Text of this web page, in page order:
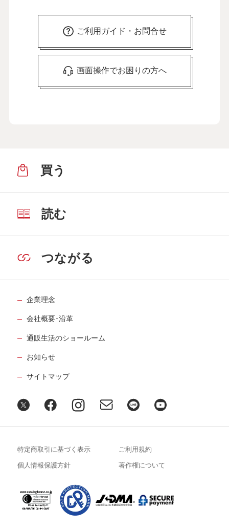
ご利用ガイド・お問合せ
画面操作でお困りの方へ
買う
読む
つながる
企業理念
会社概要･沿革
通販生活のショールーム
お知らせ
サイトマップ
特定商取引に基づく表示 ご利用規約
個人情報保護方針 著作権について